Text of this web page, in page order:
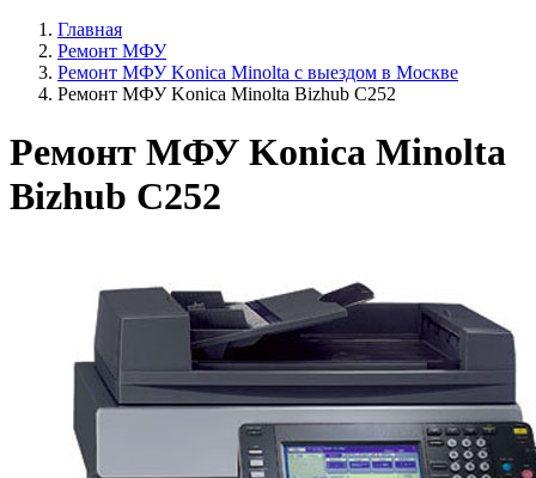
Главная
Ремонт МФУ
Ремонт МФУ Konica Minolta с выездом в Москве
Ремонт МФУ Konica Minolta Bizhub C252
Ремонт МФУ Konica Minolta
Bizhub C252